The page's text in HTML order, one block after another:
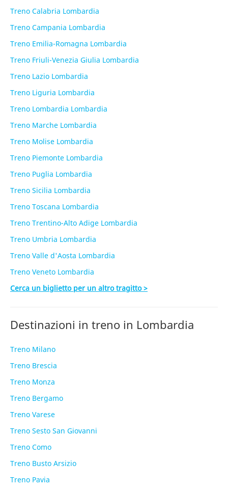
Treno Calabria Lombardia
Treno Campania Lombardia
Treno Emilia-Romagna Lombardia
Treno Friuli-Venezia Giulia Lombardia
Treno Lazio Lombardia
Treno Liguria Lombardia
Treno Lombardia Lombardia
Treno Marche Lombardia
Treno Molise Lombardia
Treno Piemonte Lombardia
Treno Puglia Lombardia
Treno Sicilia Lombardia
Treno Toscana Lombardia
Treno Trentino-Alto Adige Lombardia
Treno Umbria Lombardia
Treno Valle d'Aosta Lombardia
Treno Veneto Lombardia
Cerca un biglietto per un altro tragitto >
Destinazioni in treno in Lombardia
Treno Milano
Treno Brescia
Treno Monza
Treno Bergamo
Treno Varese
Treno Sesto San Giovanni
Treno Como
Treno Busto Arsizio
Treno Pavia